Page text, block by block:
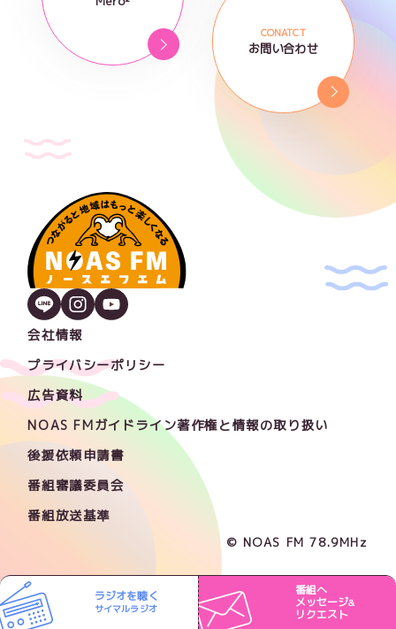
ラジオを聴く
サイマルラジオ
番組へ
メッセージ&
リクエスト
CONATCT
お問い合わせ
会社情報
プライバシーポリシー
広告資料
NOAS FMガイドライン著作権と情報の取り扱い
後援依頼申請書
番組審議委員会
番組放送基準
© NOAS FM 78.9MHz